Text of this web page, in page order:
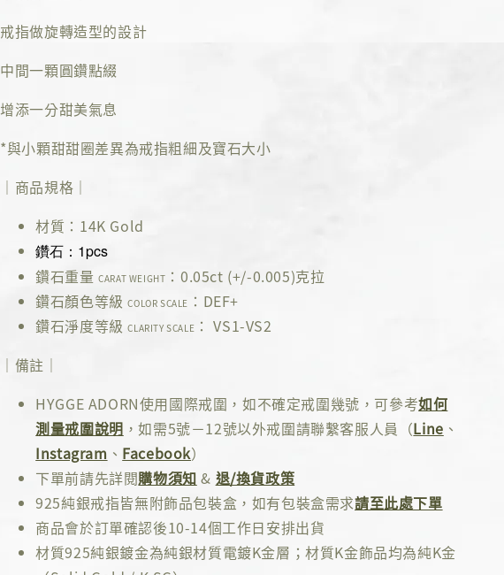
戒指做旋轉造型的設計
中間一顆圓鑽點綴
增添一分甜美氣息
*與小顆甜甜圈差異為戒指粗細及寶石大小
｜商品規格｜
材質：14K Gold
鑽石 ：1pcs
鑽石重量CARAT WEIGHT ：0.05ct (+/-0.005)克拉
鑽石顏色等級COLOR SCALE ：DEF+
鑽石淨度等級CLARITY SCALE ： VS1-VS2
｜備註｜
HYGGE ADORN使用國際戒圍，如不確定戒圍幾號，可參考如何
測量戒圍說明 ，如需5號－12號以外戒圍請聯繫客服人員（Line 、
Instagram 、 Facebook）
下單前請先詳閱購物須知 & 退/換貨政策
925純銀戒指皆無附飾品包裝盒，如有包裝盒需求請至此處下單
商品會於訂單確認後10-14個工作日安排出貨
材質925純銀鍍金為純銀材質電鍍K金層；材質K金飾品均為純K金